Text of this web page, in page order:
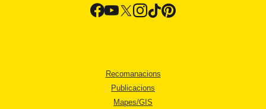
Recomanacions
Publicacions
Mapes/GIS